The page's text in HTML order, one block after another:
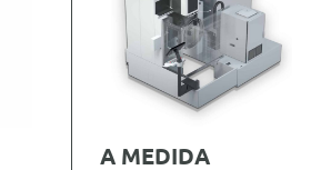
A MEDIDA